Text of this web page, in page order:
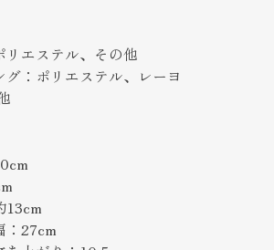
リエステル、その他
：ポリエステル、レーヨ
13cm
：27cm